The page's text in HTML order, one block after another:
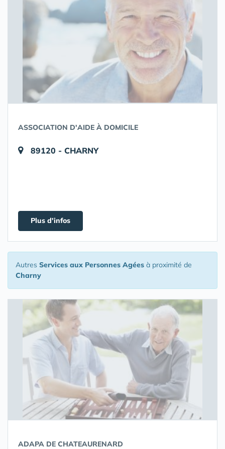
ASSOCIATION D'AIDE À DOMICILE
89120 - CHARNY
Plus d'infos
Autres Services aux Personnes Agées à proximité de
Charny
ADAPA DE CHATEAURENARD